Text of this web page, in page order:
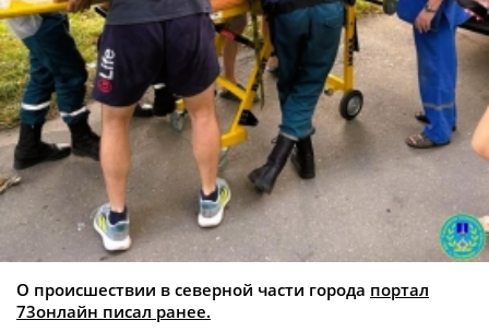
О происшествии в северной части города портал
73онлайн писал ранее.